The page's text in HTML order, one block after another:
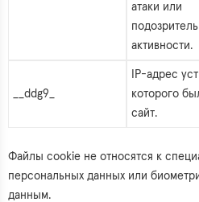
атаки или
активности.
__ddg9_
IP-адрес
которого
сайт.
Файлы cookie не относятся к
персональных данных или
данным.